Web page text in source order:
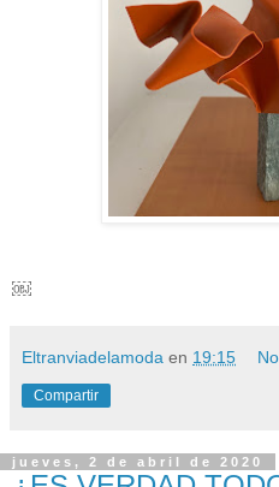
￼
Eltranviadelamoda en 19:15
Compartir
jueves, 2 de abril de 2020